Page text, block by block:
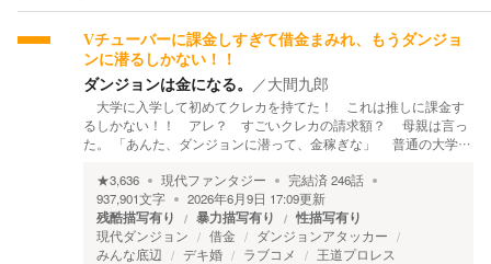
Vチューバーに課金しすぎて借金まみれ、もうダンジョ
ンに潜るしかない！！
ダンジョンは金になる。 ／大間九郎
大学に入学して初めてクレカを持てた！ これは推しに課金す
るしかない！！ アレ？ すごいクレカの請求額？ 母親は言っ
た。 「あんた、ダンジョンに潜って、金稼ぎな」 普通の大学…
★3,636 現代ファンタジー 完結済246話
937,901文字 2026年6月9日 17:09更新
残酷描写有り 暴力描写有り 性描写有り
現代ダンジョン 借金
ダンジョンアタッカー
みんな底辺
デキ婚 ラブコメ 王道プロレス